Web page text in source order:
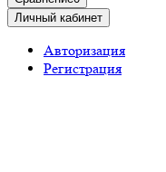
Личный кабинет
Авторизация
Регистрация